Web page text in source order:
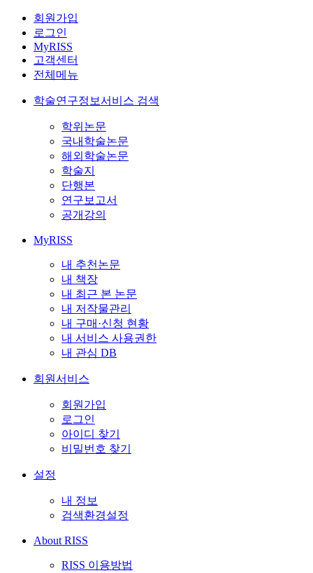
회원가입
로그인
MyRISS
고객센터
전체메뉴
학술연구정보서비스 검색
학위논문
국내학술논문
해외학술논문
학술지
단행본
연구보고서
공개강의
MyRISS
내 추천논문
내 책장
내 최근 본 논문
내 저작물관리
내 구매·신청 현황
내 서비스 사용권한
내 관심 DB
회원서비스
회원가입
로그인
아이디 찾기
비밀번호 찾기
설정
내 정보
검색환경설정
About RISS
RISS 이용방법